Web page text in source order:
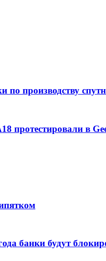
по производству
протестировали в
банки будут